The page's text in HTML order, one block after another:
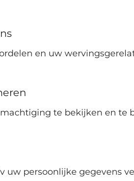
en uw
te bekijken en te
uw persoonlijke gegevens